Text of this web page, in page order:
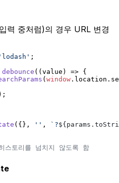
력 중처럼)의 경우 URL 변경
'lodash' ;
debounce ( ( value ) => {
( window . location .
({}, '' , `?
토리를 넘치지 않도록 함